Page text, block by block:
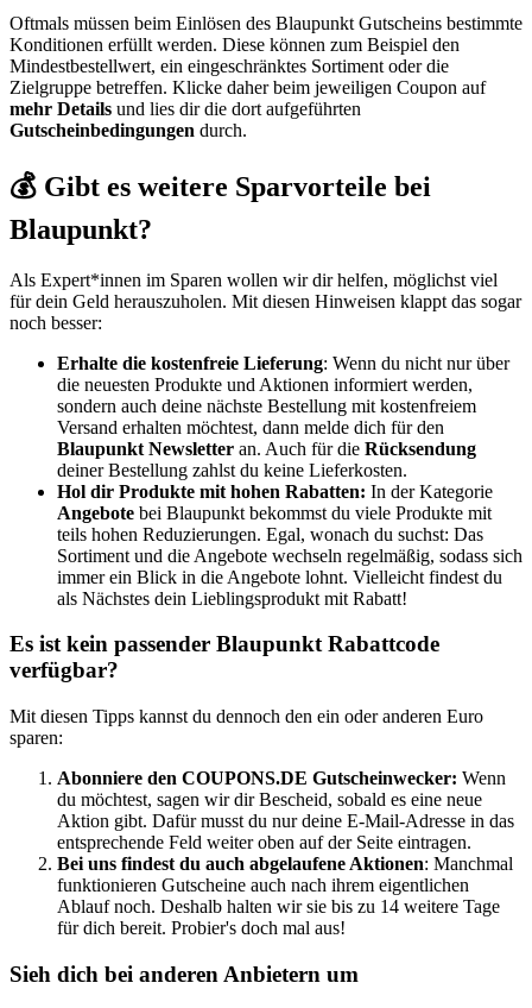
Oftmals müssen beim Einlösen des Blaupunkt Gutscheins bestimmte
Konditionen erfüllt werden. Diese können zum Beispiel den
Mindestbestellwert, ein eingeschränktes Sortiment oder die
Zielgruppe betreffen. Klicke daher beim jeweiligen Coupon auf
mehr Details und lies dir die dort aufgeführten
Gutscheinbedingungen durch.
💰 Gibt es weitere Sparvorteile bei
Blaupunkt?
Als Expert*innen im Sparen wollen wir dir helfen, möglichst viel
für dein Geld herauszuholen. Mit diesen Hinweisen klappt das sogar
noch besser:
Erhalte die kostenfreie Lieferung: Wenn du nicht nur über
die neuesten Produkte und Aktionen informiert werden,
sondern auch deine nächste Bestellung mit kostenfreiem
Versand erhalten möchtest, dann melde dich für den
Blaupunkt Newsletter an. Auch für die Rücksendung
deiner Bestellung zahlst du keine Lieferkosten.
Hol dir Produkte mit hohen Rabatten: In der Kategorie
Angebote bei Blaupunkt bekommst du viele Produkte mit
teils hohen Reduzierungen. Egal, wonach du suchst: Das
Sortiment und die Angebote wechseln regelmäßig, sodass sich
immer ein Blick in die Angebote lohnt. Vielleicht findest du
als Nächstes dein Lieblingsprodukt mit Rabatt!
Es ist kein passender Blaupunkt Rabattcode
verfügbar?
Mit diesen Tipps kannst du dennoch den ein oder anderen Euro
sparen:
Abonniere den COUPONS.DE Gutscheinwecker: Wenn
du möchtest, sagen wir dir Bescheid, sobald es eine neue
Aktion gibt. Dafür musst du nur deine E-Mail-Adresse in das
entsprechende Feld weiter oben auf der Seite eintragen.
Bei uns findest du auch abgelaufene Aktionen: Manchmal
funktionieren Gutscheine auch nach ihrem eigentlichen
Ablauf noch. Deshalb halten wir sie bis zu 14 weitere Tage
für dich bereit. Probier's doch mal aus!
Sieh dich bei anderen Anbietern um